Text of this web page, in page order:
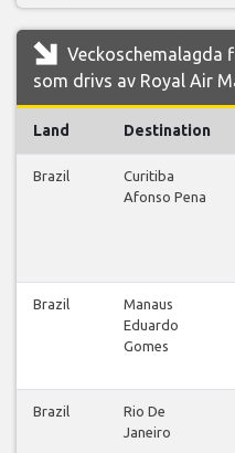
Veckoschemalagda
som drivs av Royal Air
Land Destination
Brazil
Curitiba
Afonso Pena
Brazil
Manaus
Eduardo
Gomes
Brazil
Rio De
Janeiro